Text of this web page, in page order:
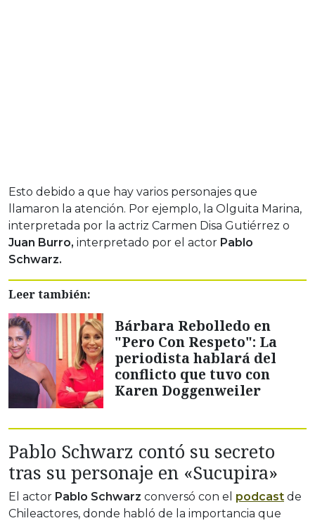
Esto debido a que hay varios personajes que
llamaron la atención. Por ejemplo, la Olguita Marina,
interpretada por la actriz Carmen Disa Gutiérrez o
Juan Burro, interpretado por el actor Pablo
Schwarz.
Leer también:
Bárbara Rebolledo en
"Pero Con Respeto": La
periodista hablará del
conflicto que tuvo con
Karen Doggenweiler
Pablo Schwarz contó su secreto
tras su personaje en «Sucupira»
El actor Pablo Schwarz conversó con el podcast de
Chileactores, donde habló de la importancia que